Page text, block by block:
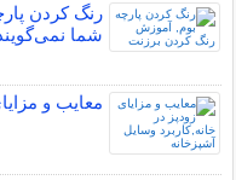
رنگ کردن
شما
معایب و